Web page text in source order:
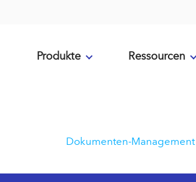
Produkte Ressourcen
Dokumenten-Management